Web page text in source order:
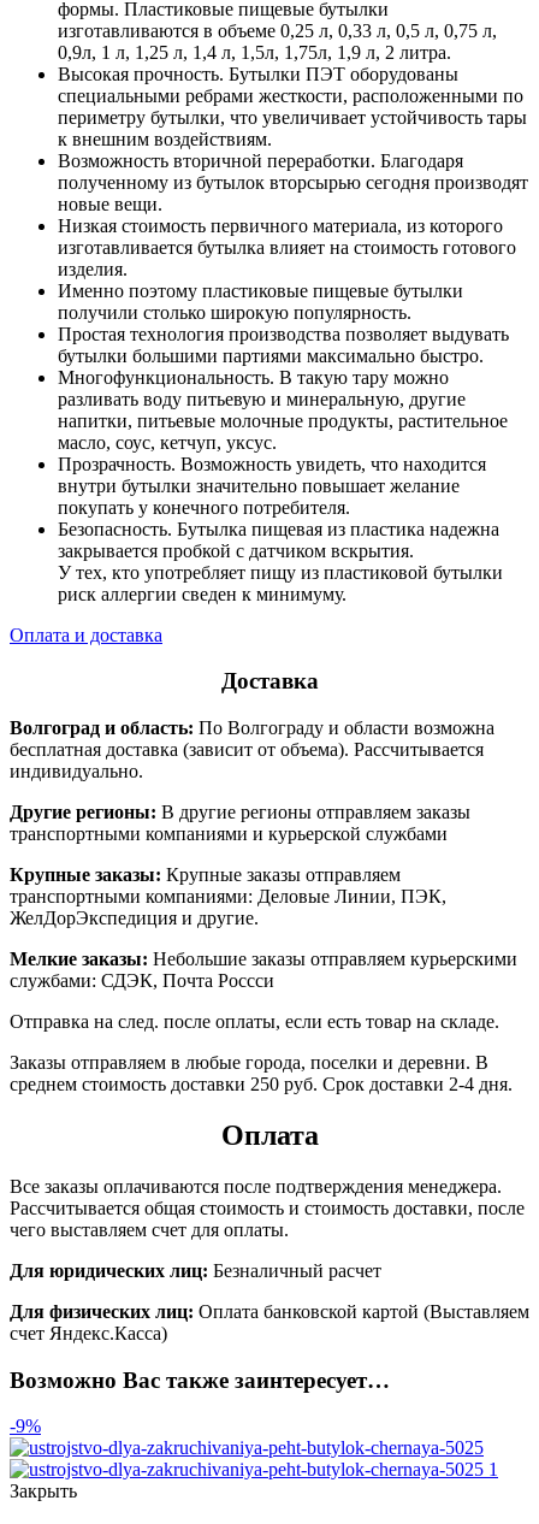
формы. Пластиковые пищевые бутылки
изготавливаются в объеме 0,25 л, 0,33 л, 0,5 л, 0,75 л,
0,9л, 1 л, 1,25 л, 1,4 л, 1,5л, 1,75л, 1,9 л, 2 литра.
Высокая прочность. Бутылки ПЭТ оборудованы
специальными ребрами жесткости, расположенными по
периметру бутылки, что увеличивает устойчивость тары
к внешним воздействиям.
Возможность вторичной переработки. Благодаря
полученному из бутылок вторсырью сегодня производят
новые вещи.
Низкая стоимость первичного материала, из которого
изготавливается бутылка влияет на стоимость готового
изделия.
Именно поэтому пластиковые пищевые бутылки
получили столько широкую популярность.
Простая технология производства позволяет выдувать
бутылки большими партиями максимально быстро.
Многофункциональность. В такую тару можно
разливать воду питьевую и минеральную, другие
напитки, питьевые молочные продукты, растительное
масло, соус, кетчуп, уксус.
Прозрачность. Возможность увидеть, что находится
внутри бутылки значительно повышает желание
покупать у конечного потребителя.
Безопасность. Бутылка пищевая из пластика надежна
закрывается пробкой с датчиком вскрытия.
У тех, кто употребляет пищу из пластиковой бутылки
риск аллергии сведен к минимуму.
Оплата и доставка
Доставка
Волгоград и область: По Волгограду и области возможна
бесплатная доставка (зависит от объема). Рассчитывается
индивидуально.
Другие регионы: В другие регионы отправляем заказы
транспортными компаниями и курьерской службами
Крупные заказы: Крупные заказы отправляем
транспортными компаниями: Деловые Линии, ПЭК,
ЖелДорЭкспедиция и другие.
Мелкие заказы: Небольшие заказы отправляем курьерскими
службами: СДЭК, Почта Россси
Отправка на след. после оплаты, если есть товар на складе.
Заказы отправляем в любые города, поселки и деревни. В
среднем стоимость доставки 250 руб. Срок доставки 2-4 дня.
Оплата
Все заказы оплачиваются после подтверждения менеджера.
Рассчитывается общая стоимость и стоимость доставки, после
чего выставляем счет для оплаты.
Для юридических лиц: Безналичный расчет
Для физических лиц: Оплата банковской картой (Выставляем
счет Яндекс.Касса)
Возможно Вас также заинтересует…
-9%
Закрыть